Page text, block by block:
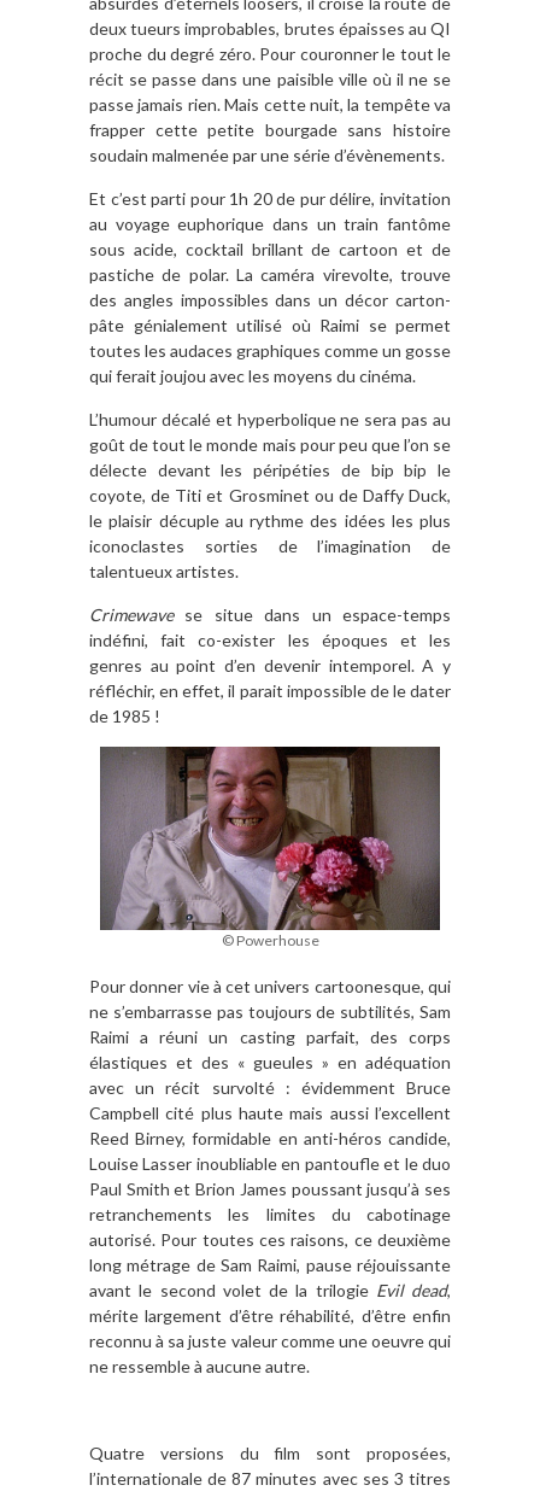
deux tueurs improbables, brutes épaisses au QI
proche du degré zéro. Pour couronner le tout le
récit se passe dans une paisible ville où il ne se
passe jamais rien. Mais cette nuit, la tempête va
frapper cette petite bourgade sans histoire
soudain malmenée par une série d’évènements.
Et c’est parti pour 1h 20 de pur délire, invitation
au voyage euphorique dans un train fantôme
sous acide, cocktail brillant de cartoon et de
pastiche de polar. La caméra virevolte, trouve
des angles impossibles dans un décor carton-
pâte génialement utilisé où Raimi se permet
toutes les audaces graphiques comme un gosse
qui ferait joujou avec les moyens du cinéma.
L’humour décalé et hyperbolique ne sera pas au
goût de tout le monde mais pour peu que l’on se
délecte devant les péripéties de bip bip le
coyote, de Titi et Grosminet ou de Daffy Duck,
le plaisir décuple au rythme des idées les plus
iconoclastes sorties de l’imagination de
talentueux artistes.
Crimewavese situe dans un espace-temps
indéfini, fait co-exister les époques et les
genres au point d’en devenir intemporel. A y
réfléchir, en effet, il parait impossible de le dater
de 1985 !
© Powerhouse
Pour donner vie à cet univers cartoonesque, qui
ne s’embarrasse pas toujours de subtilités, Sam
Raimi a réuni un casting parfait, des corps
élastiques et des « gueules » en adéquation
avec un récit survolté : évidemment Bruce
Campbell cité plus haute mais aussi l’excellent
Reed Birney, formidable en anti­-héros candide,
Louise Lasser inoubliable en pantoufle et le duo
Paul Smith et Brion James poussant jusqu’à ses
retranchements les limites du cabotinage
autorisé. Pour toutes ces raisons, ce deuxième
long métrage de Sam Raimi, pause réjouissante
avant le second volet de la trilogie Evil dead,
mérite largement d’être réhabilité, d’être enfin
reconnu à sa juste valeur comme une oeuvre qui
ne ressemble à aucune autre.
Quatre versions du film sont proposées,
l’internationale de 87 minutes avec ses 3 titres